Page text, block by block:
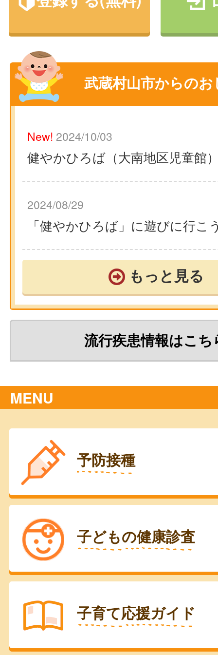
武蔵村山市からの
New! 2024/10/03
健やかひろば（大南地区児童館
2024/08/29
「健やかひろば」に遊びに行こ
もっと見る
流行疾患情報はこち
MENU
予防接種
子どもの健康診査
子育て応援ガイド